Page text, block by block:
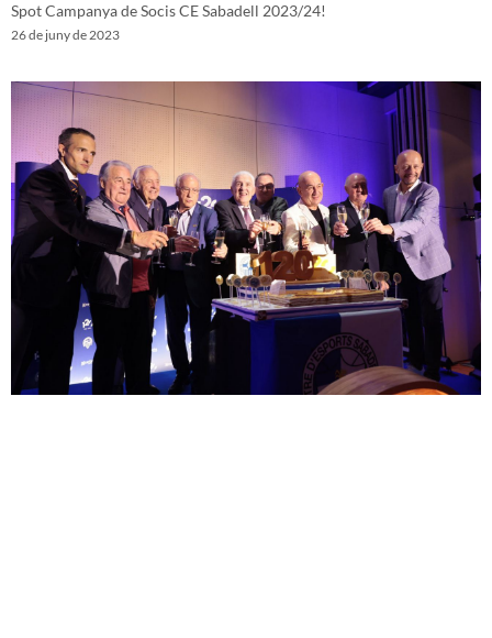
Spot Campanya de Socis CE Sabadell 2023/24!
26 de juny de 2023